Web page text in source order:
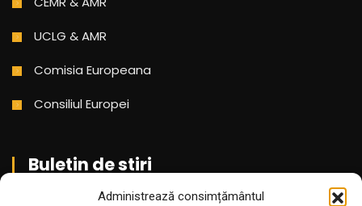
Administrează consimțământul
UCLG & AMR
Comisia Europeana
Consiliul Europei
Buletin de stiri